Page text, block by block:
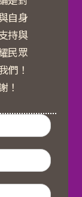
自身
持與
民眾
們！
！